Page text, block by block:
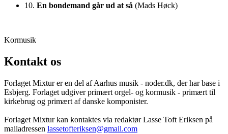
10. En bondemand går ud at så (Mads Høck)
Kormusik
Kontakt os
Forlaget Mixtur er en del af Aarhus musik - noder.dk, der har base i
Esbjerg. Forlaget udgiver primært orgel- og kormusik - primært til
kirkebrug og primært af danske komponister.
Forlaget Mixtur kan kontaktes via redaktør Lasse Toft Eriksen på
mailadressen lassetofteriksen@gmail.com